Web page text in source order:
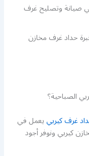
صيانة وتصليح غرف
حداد غرف مخازن
الصباحية؟
غرف كيربييعمل في
كيربي ونوفر أجود